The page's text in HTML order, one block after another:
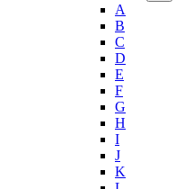
A
B
C
D
E
F
G
H
I
J
K